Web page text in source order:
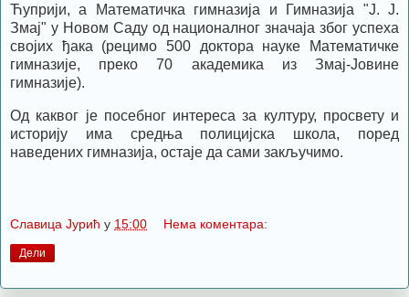
Ћуприји, а Математичка гимназија и Гимназија "Ј. Ј.
Змај" у Новом Саду од националног значаја због успеха
својих ђака (рецимо 500 доктора науке Математичке
гимназије, преко 70 академика из Змај-Јовине
гимназије).
Од каквог је посебног интереса за културу, просвету и
историју има средња полицијска школа, поред
наведених гимназија, остаје да сами закључимо.
Славица Јурић у 15:00 Нема коментара:
Дели